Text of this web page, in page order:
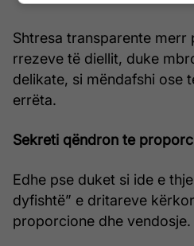
Shtresa transparente merr
rrezeve të diellit, duke
delikate, si mëndafshi ose
errëta.
Sekreti qëndron te
Edhe pse duket si ide e
dyfishtë” e dritareve
proporcione dhe vendosje.